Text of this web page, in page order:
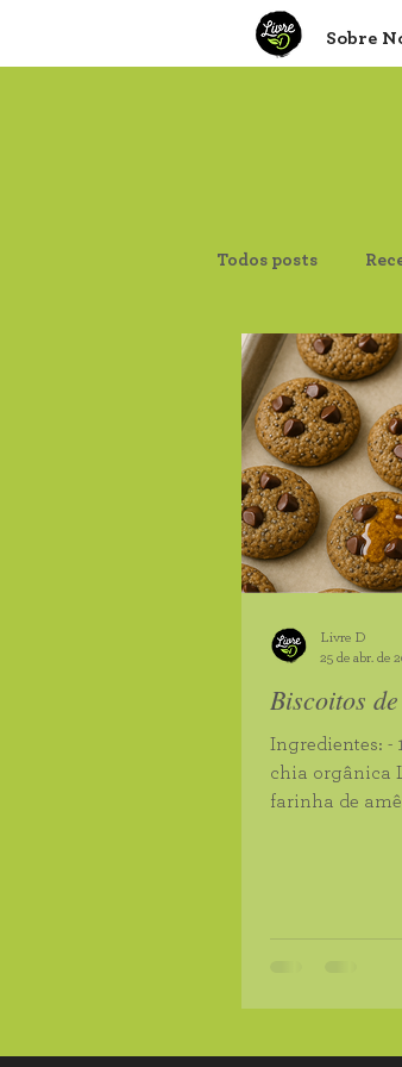
Sobre
Todos posts
Canjica de
Psyllium
Castanha do
Pasta de
Farinha de
Biscoitos
Ingredientes: - 1 xícara de farinha de
chia orgânica Livre D -
farinha de
Livre D
25 de abr. de